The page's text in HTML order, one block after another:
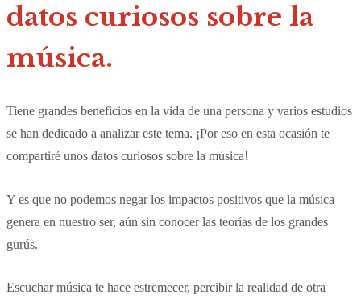
datos curiosos sobre la
música.
Tiene grandes beneficios en la vida de una persona y varios estudios
se han dedicado a analizar este tema. ¡Por eso en esta ocasión te
compartiré unos datos curiosos sobre la música!
Y es que no podemos negar los impactos positivos que la música
genera en nuestro ser, aún sin conocer las teorías de los grandes
gurús.
Escuchar música te hace estremecer, percibir la realidad de otra